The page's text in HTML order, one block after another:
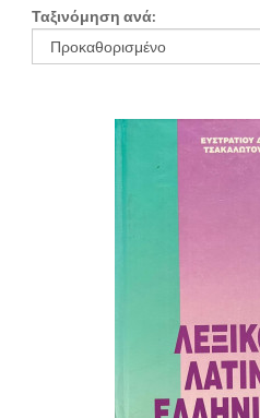
Ταξινόμηση ανά: